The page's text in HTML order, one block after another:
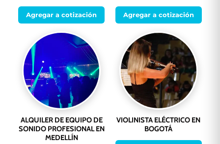
Agregar a cotización Agregar a cotización
ALQUILER DE EQUIPO DE
SONIDO PROFESIONAL EN
MEDELLÍN
VIOLINISTA ELÉCTRICO EN
BOGOTÁ